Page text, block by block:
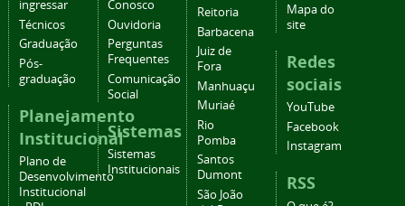
ingressar
Técnicos
Graduação
Pós-
graduação
Planejamento
Institucional
Plano de
Desenvolvimento
Institucional
Conosco
Ouvidoria
Perguntas
Frequentes
Comunicação
Social
Sistemas
Sistemas
Institucionais
Reitoria
Barbacena
Juiz de
Fora
Manhuaçu
Muriaé
Rio
Pomba
Santos
Dumont
São João
Mapa do
site
Redes
sociais
YouTube
Facebook
Instagram
RSS